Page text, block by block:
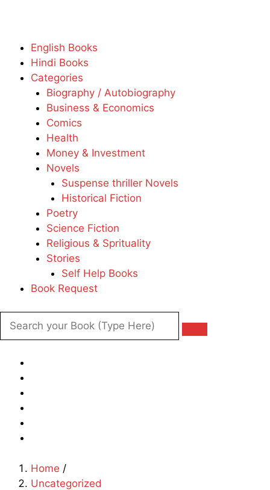
English Books
Hindi Books
Categories
Biography / Autobiography
Business & Economics
Comics
Health
Money & Investment
Novels
Suspense thriller Novels
Historical Fiction
Poetry
Science Fiction
Religious & Sprituality
Stories
Self Help Books
Book Request
Home /
Uncategorized